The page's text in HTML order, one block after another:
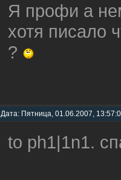
Я профи а
хотя писало
?
Дата: Пятница, 01.06.2007,
to ph1|1n1.